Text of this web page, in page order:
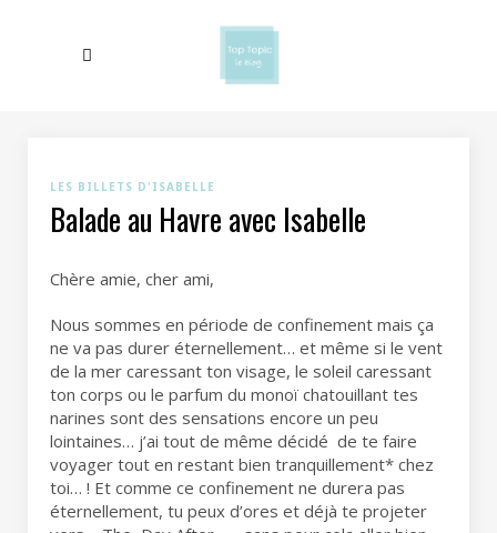
LES BILLETS D'ISABELLE
Balade au Havre avec Isabelle
Chère amie, cher ami,
Nous sommes en période de confinement mais ça
ne va pas durer éternellement… et même si le vent
de la mer caressant ton visage, le soleil caressant
ton corps ou le parfum du monoï chatouillant tes
narines sont des sensations encore un peu
lointaines… j’ai tout de même décidé de te faire
voyager tout en restant bien tranquillement* chez
toi… ! Et comme ce confinement ne durera pas
éternellement, tu peux d’ores et déjà te projeter